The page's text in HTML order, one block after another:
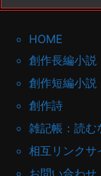
HOME
創作長編小説
創作短編小説
創作詩
雑記帳：読む
相互リンクサ
お問い合わせ